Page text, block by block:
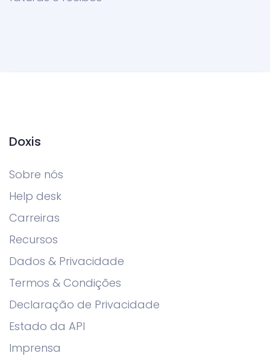
Doxis
Sobre nós
Help desk
Carreiras
Recursos
Dados & Privacidade
Termos & Condições
Declaração de Privacidade
Estado da API
Imprensa